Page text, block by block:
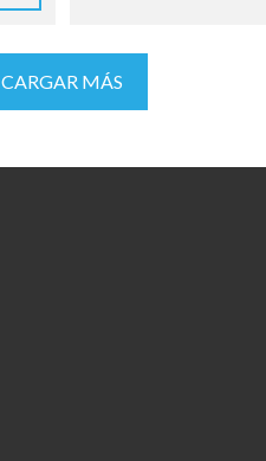
CARGAR MÁS